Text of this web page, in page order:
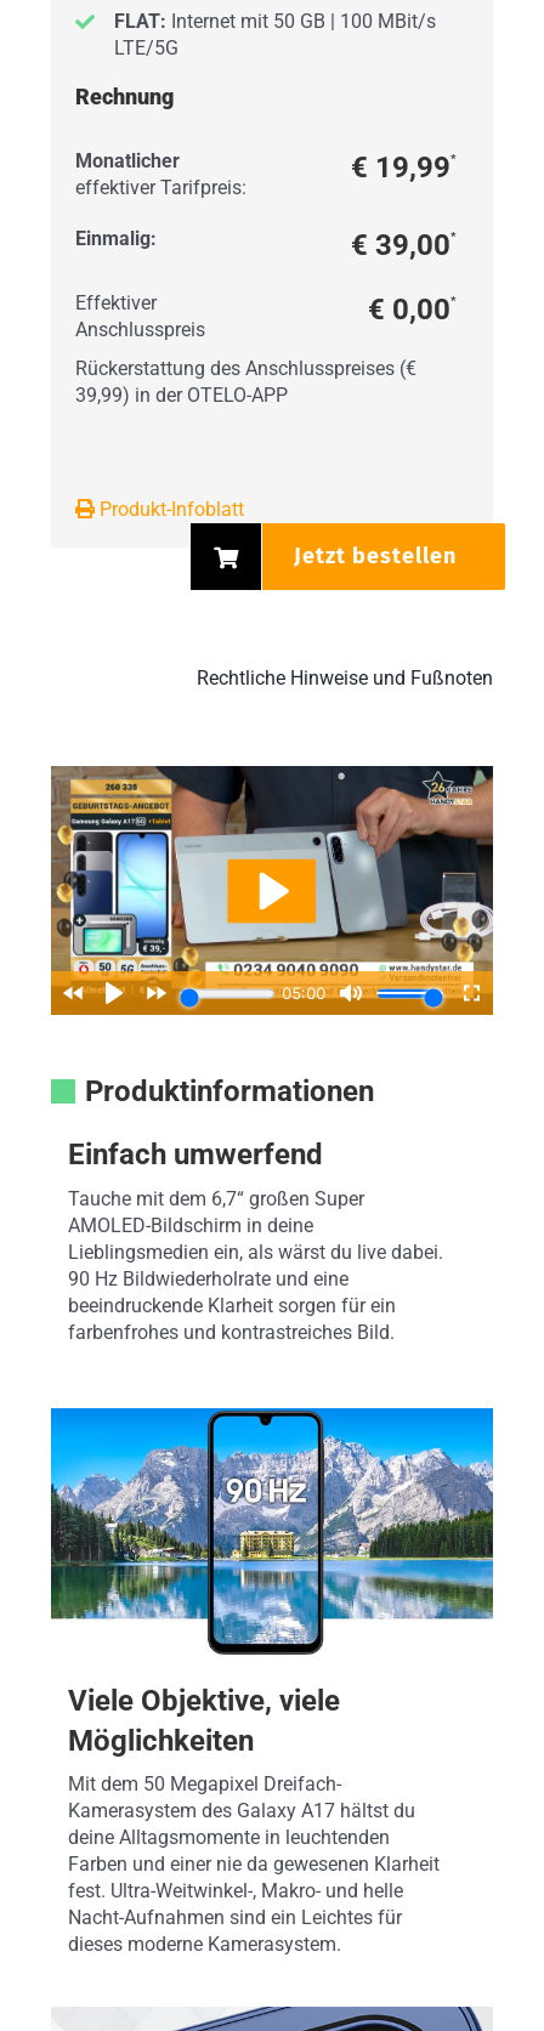
FLAT: Internet mit 50 GB | 100 MBit/s
LTE/5G
Rechnung
Monatlicher
effektiver Tarifpreis:
€ 19,99*
Einmalig: € 39,00*
Effektiver
Anschlusspreis
€ 0,00*
Rückerstattung des Anschlusspreises (€
39,99) in der OTELO-APP
Produkt-Infoblatt
Jetzt bestellen
Rechtliche Hinweise und Fußnoten
Produktinformationen
Einfach umwerfend
Tauche mit dem 6,7“ großen Super
AMOLED-Bildschirm in deine
Lieblingsmedien ein, als wärst du live dabei.
90 Hz Bildwiederholrate und eine
beeindruckende Klarheit sorgen für ein
farbenfrohes und kontrastreiches Bild.
Viele Objektive, viele
Möglichkeiten
Mit dem 50 Megapixel Dreifach-
Kamerasystem des Galaxy A17 hältst du
deine Alltagsmomente in leuchtenden
Farben und einer nie da gewesenen Klarheit
fest. Ultra-Weitwinkel-, Makro- und helle
Nacht-Aufnahmen sind ein Leichtes für
dieses moderne Kamerasystem.